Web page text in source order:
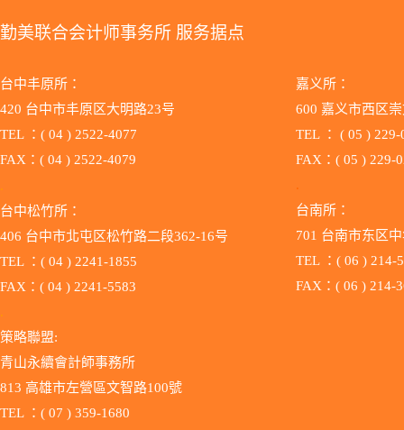
勤美联合会计师事务所 服务据点
台中丰原所：
420 台中市丰原区大明路23号
TEL ：( 04 ) 2522-4077
FAX：( 04 ) 2522-4079
.
台中松竹所：
406 台中市北屯区松竹路二段362-16号
TEL ：( 04 ) 2241-1855
FAX：( 04 ) 2241-5583
.
策略聯盟:
青山永續會計師事務所
813 高雄市左營區文智路100號
TEL ：( 07 ) 359-1680
嘉义所：
600 嘉义市西区
TEL ：
FAX：( 05 ) 229-
( 05 ) 229-
.
台南所：
701 台南市东区
TEL ：( 06 ) 214-
FAX：( 06 ) 214-